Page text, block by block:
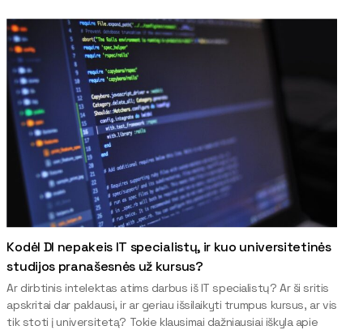
Kodėl DI nepakeis IT specialistų, ir kuo universitetinės
studijos pranašesnės už kursus?
Ar dirbtinis intelektas atims darbus iš IT specialistų? Ar ši sritis
apskritai dar paklausi, ir ar geriau išsilaikyti trumpus kursus, ar vis
tik stoti į universitetą? Tokie klausimai dažniausiai iškyla apie